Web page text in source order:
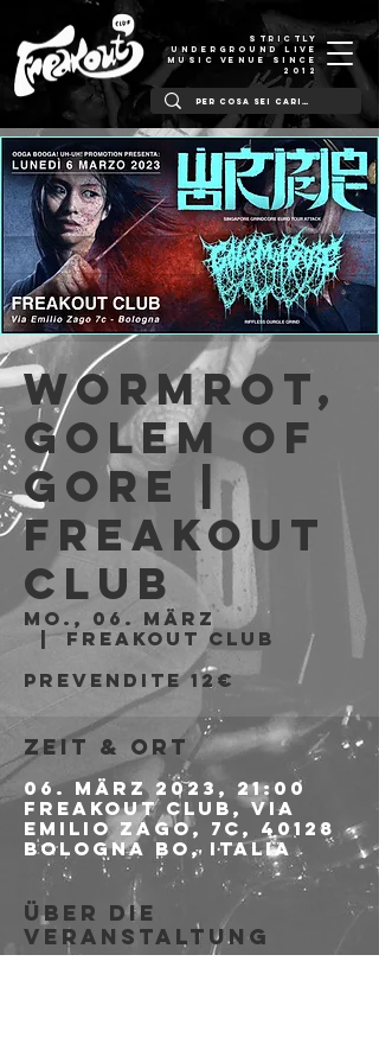
STRICTLY
UNDERGROUND LIVE
MUSIC VENUE SINCE
2012
Wormrot,
Golem of
Gore |
Freakout
Club
Mo., 06. März
  |
Freakout Club
PREVENDITE 12€
Zeit & Ort
06. März 2023, 21:00
Freakout Club, Via
Emilio Zago, 7c, 40128
Bologna BO, Italia
Über die
Veranstaltung